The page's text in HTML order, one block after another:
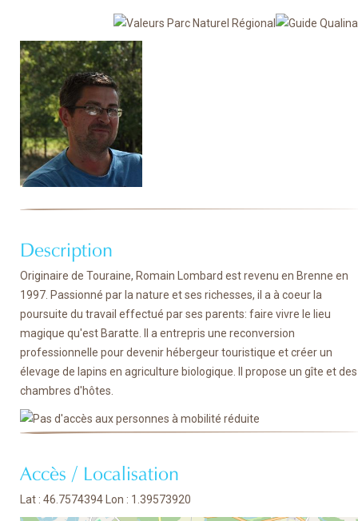
Description
Originaire de Touraine, Romain Lombard est revenu en Brenne en
1997. Passionné par la nature et ses richesses, il a à coeur la
poursuite du travail effectué par ses parents: faire vivre le lieu
magique qu'est Baratte. Il a entrepris une reconversion
professionnelle pour devenir hébergeur touristique et créer un
élevage de lapins en agriculture biologique. Il propose un gîte et des
chambres d'hôtes.
Accès / Localisation
Lat : 46.7574394 Lon : 1.39573920